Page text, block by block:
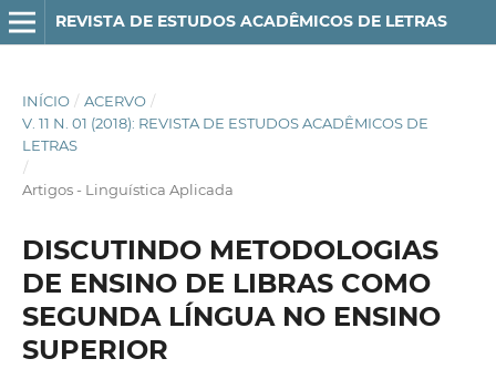
REVISTA DE ESTUDOS ACADÊMICOS DE LETRAS
INÍCIO / ACERVO /
V. 11 N. 01 (2018): REVISTA DE ESTUDOS ACADÊMICOS DE
LETRAS
/
Artigos - Linguística Aplicada
DISCUTINDO METODOLOGIAS
DE ENSINO DE LIBRAS COMO
SEGUNDA LÍNGUA NO ENSINO
SUPERIOR